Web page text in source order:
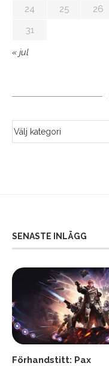
24
25 26
31
« jul
SENASTE INLÄGG
Förhandstitt: Pax